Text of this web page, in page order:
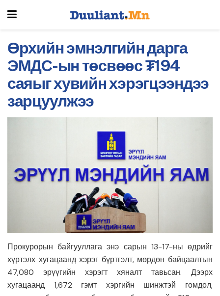
Өрхийн эмнэлгийн дарга
ЭМДС-ын төсвөөс ₮194
саяыг хувийн хэрэгцээндээ
зарцуулжээ
Прокурорын байгууллага энэ сарын 13-17-ны өдрийг
хүртэлх хугацаанд хэрэг бүртгэлт, мөрдөн байцаалтын
47,080 эрүүгийн хэрэгт хяналт тавьсан. Дээрх
хугацаанд 1,672 гэмт хэргийн шинжтэй гомдол,